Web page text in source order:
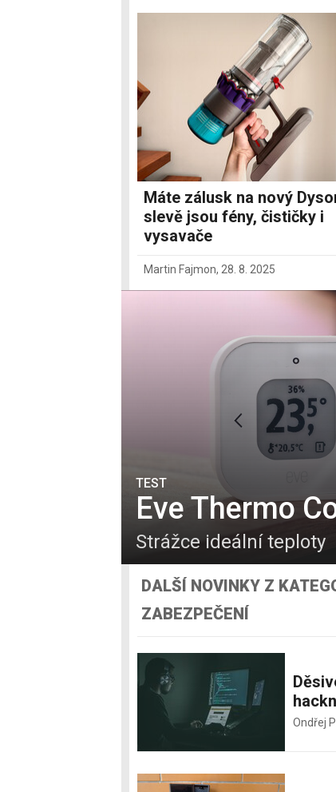
Máte zálusk na nový
slevě jsou fény, čističky i
vysavače
Martin Fajmon, 28. 8. 2025
TEST
Eve Thermo
Strážce ideální teploty
DALŠÍ NOVINKY Z
ZABEZPEČENÍ
Ondřej